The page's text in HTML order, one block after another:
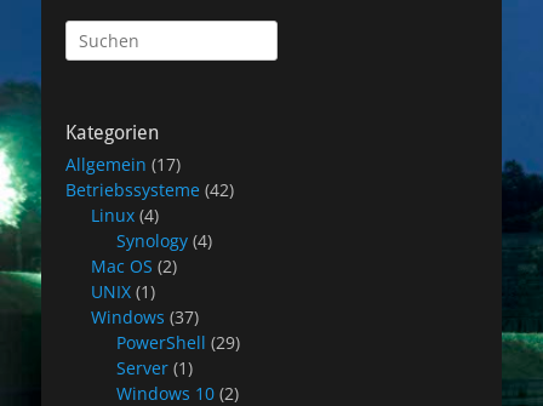
Suchen
nach:
Kategorien
Allgemein (17)
Betriebssysteme (42)
Linux (4)
Synology (4)
Mac OS (2)
UNIX (1)
Windows (37)
PowerShell (29)
Server (1)
Windows 10 (2)